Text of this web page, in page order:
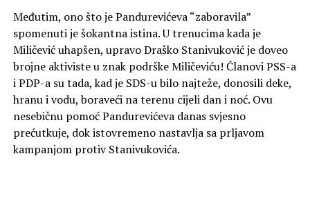
Međutim, ono što je Pandurevićeva “zaboravila”
spomenuti je šokantna istina. U trenucima kada je
Miličević uhapšen, upravo Draško Stanivuković je doveo
brojne aktiviste u znak podrške Miličeviću! Članovi PSS-a
i PDP-a su tada, kad je SDS-u bilo najteže, donosili deke,
hranu i vodu, boraveći na terenu cijeli dan i noć. Ovu
nesebičnu pomoć Pandurevićeva danas svjesno
prećutkuje, dok istovremeno nastavlja sa prljavom
kampanjom protiv Stanivukovića.